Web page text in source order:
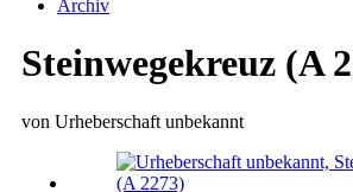
Archiv
Steinwegekreuz (A
von Urheberschaft unbekannt